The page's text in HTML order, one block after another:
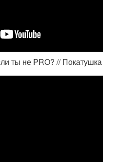
ты не PRO? // Покатушка